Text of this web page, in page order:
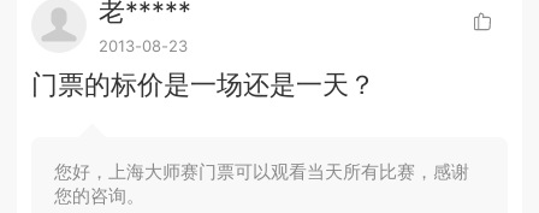
老*****
2013-08-23
门票的标价是一场还是一天？
您好，上海大师赛门票可以观看当天所有比赛，感谢
您的咨询。